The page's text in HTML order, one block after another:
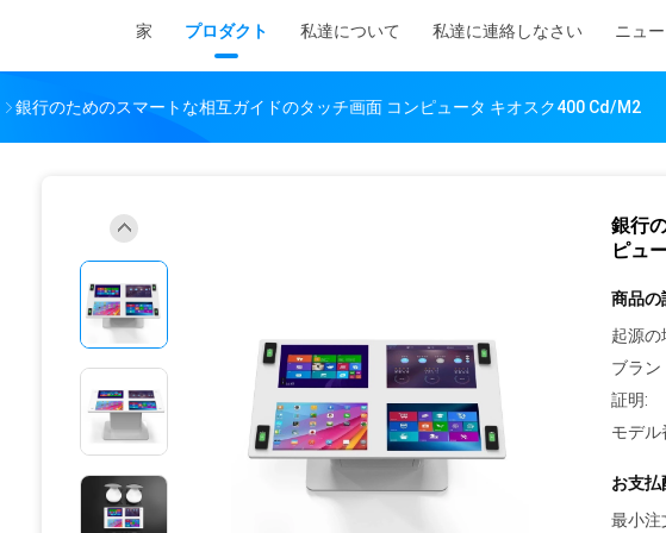
家 プロダクト 私達について 私達に連絡しなさい ニュ
銀行のためのスマートな相互ガイドのタッチ画面 コンピュータ キオスク400 Cd/M2
銀行
ピュ
商品の
起源の
ブラン
証明:
モデル
お支払
最小注